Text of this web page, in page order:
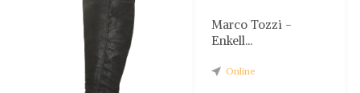
Marco Tozzi -
Enkell...
Online